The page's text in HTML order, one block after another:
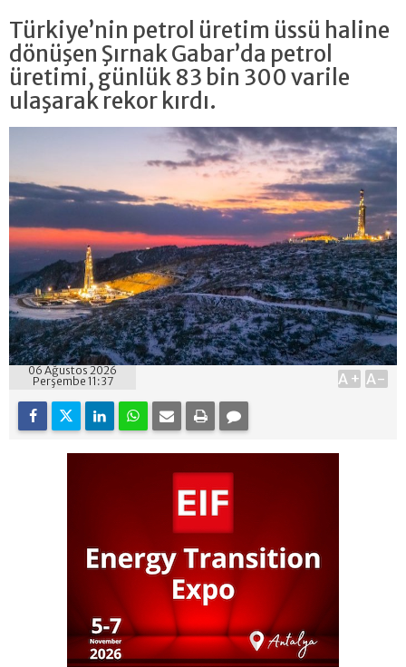
Türkiye’nin petrol üretim üssü haline
dönüşen Şırnak Gabar’da petrol
üretimi, günlük 83 bin 300 varile
ulaşarak rekor kırdı.
06 Ağustos 2026
Perşembe 11:37
A+ A-